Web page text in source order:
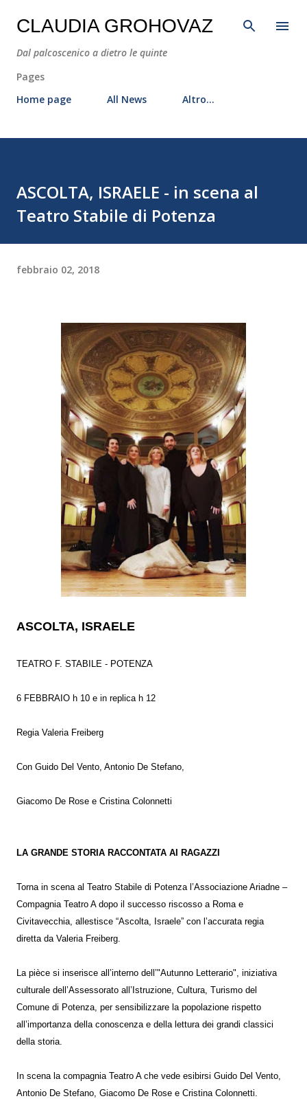
Passa ai contenuti principali
CLAUDIA GROHOVAZ
Dal palcoscenico a dietro le quinte
Pages
Home page
All News Altro…
ASCOLTA, ISRAELE - in scena al
Teatro Stabile di Potenza
febbraio 02, 2018
ASCOLTA, ISRAELE
TEATRO F. STABILE - POTENZA
6 FEBBRAIO h 10 e in replica h 12
Regia Valeria Freiberg
Con Guido Del Vento, Antonio De Stefano,
Giacomo De Rose e Cristina Colonnetti
LA GRANDE STORIA RACCONTATA AI RAGAZZI
Torna in scena al Teatro Stabile di Potenza l’Associazione Ariadne –
Compagnia Teatro A dopo il successo riscosso a Roma e
Civitavecchia, allestisce “Ascolta, Israele” con l’accurata regia
diretta da Valeria Freiberg.
La pièce si inserisce all’interno dell’"Autunno Letterario", iniziativa
culturale dell’Assessorato all’Istruzione, Cultura, Turismo del
Comune di Potenza, per sensibilizzare la popolazione rispetto
all’importanza della conoscenza e della lettura dei grandi classici
della storia.
In scena la compagnia Teatro A che vede esibirsi Guido Del Vento,
Antonio De Stefano, Giacomo De Rose e Cristina Colonnetti.